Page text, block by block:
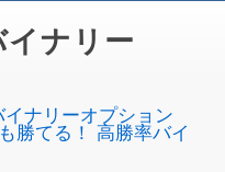
ナリー
イナリーオプション
勝てる！ 高勝率バイ